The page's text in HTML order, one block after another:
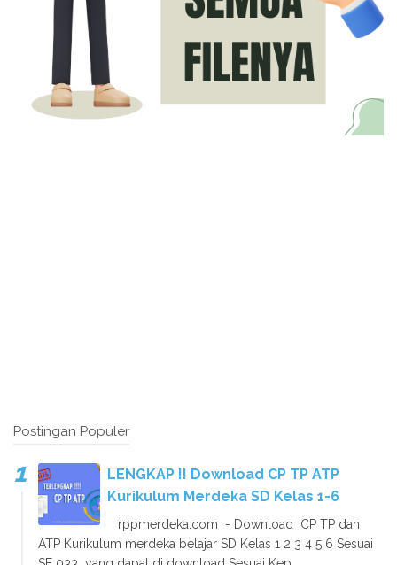
Postingan Populer
LENGKAP !! Download CP TP ATP
Kurikulum Merdeka SD Kelas 1-6
rppmerdeka.com - Download CP TP dan
ATP Kurikulum merdeka belajar SD Kelas 1 2 3 4 5 6 Sesuai